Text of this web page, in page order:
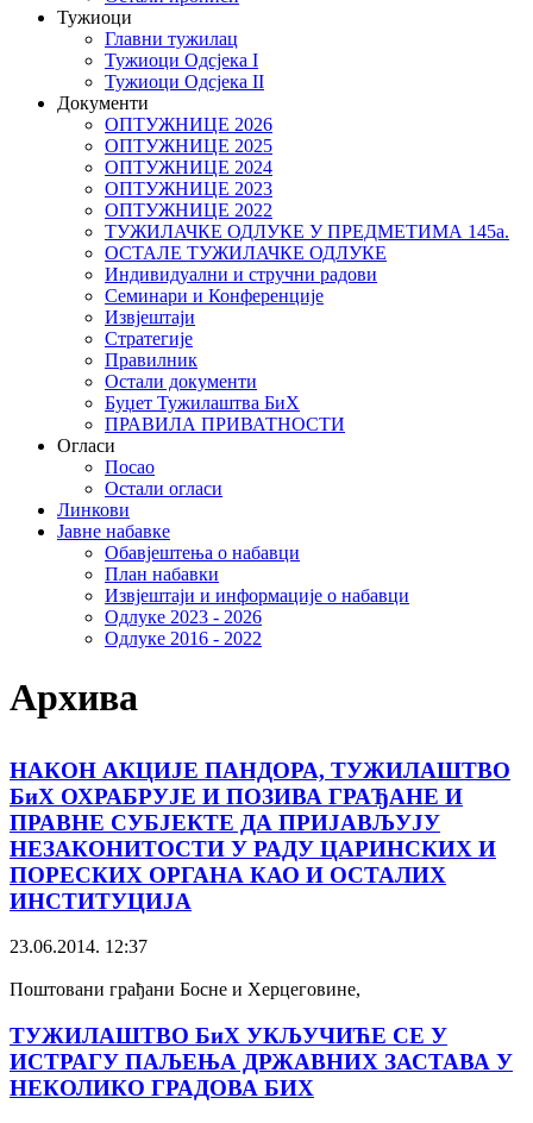
Тужиоци
Главни тужилац
Тужиоци Oдсјекa I
Тужиоци Oдсјекa II
Документи
ОПТУЖНИЦЕ 2026
ОПТУЖНИЦЕ 2025
ОПТУЖНИЦЕ 2024
ОПТУЖНИЦЕ 2023
ОПТУЖНИЦЕ 2022
ТУЖИЛАЧКЕ ОДЛУКЕ У ПРЕДМЕТИМА 145а.
ОСТАЛЕ ТУЖИЛАЧКЕ ОДЛУКЕ
Индивидуални и стручни радови
Семинари и Конференције
Извјештаји
Стратегије
Правилник
Остали документи
Буџет Тужилаштва БиХ
ПРАВИЛА ПРИВАТНОСТИ
Огласи
Посао
Остали огласи
Линкови
Јавне набавке
Обавјештења о набавци
План набавки
Извјештаји и информације о набавци
Одлуке 2023 - 2026
Одлуке 2016 - 2022
Архива
НАКОН АКЦИЈЕ ПАНДОРА, ТУЖИЛАШТВО
БиХ ОХРАБРУЈЕ И ПОЗИВА ГРАЂАНЕ И
ПРАВНЕ СУБЈЕКТЕ ДА ПРИЈАВЉУЈУ
НЕЗАКОНИТОСТИ У РАДУ ЦАРИНСКИХ И
ПОРЕСКИХ ОРГАНА КАО И ОСТАЛИХ
ИНСТИТУЦИЈА
23.06.2014. 12:37
Поштовани грађани Босне и Херцеговине,
ТУЖИЛАШТВО БиХ УКЉУЧИЋЕ СЕ У
ИСТРАГУ ПАЉЕЊА ДРЖАВНИХ ЗАСТАВА У
НЕКОЛИКО ГРАДОВА БИХ